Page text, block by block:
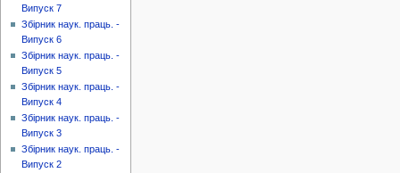
Випуск 7
Збірник наук. праць. -
Випуск 6
Збірник наук. праць. -
Випуск 5
Збірник наук. праць. -
Випуск 4
Збірник наук. праць. -
Випуск 3
Збірник наук. праць. -
Випуск 2